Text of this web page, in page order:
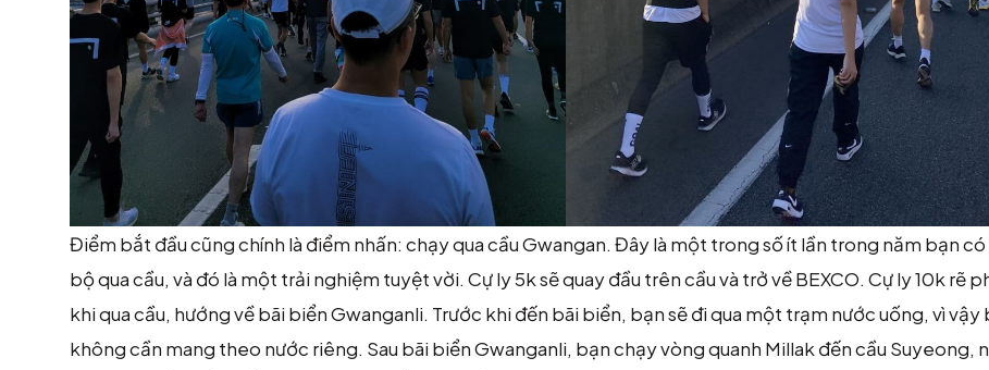
Điểm bắt đầu cũng chính là điểm nhấn: chạy qua cầu Gwangan. Đây là một trong số ít lần trong năm bạn
bộ qua cầu, và đó là một trải nghiệm tuyệt vời. Cự ly 5k sẽ quay đầu trên cầu và trở về BEXCO. Cự ly 10k rẽ
khi qua cầu, hướng về bãi biển Gwanganli. Trước khi đến bãi biển, bạn sẽ đi qua một trạm nước uống, vì vậy
không cần mang theo nước riêng. Sau bãi biển Gwanganli, bạn chạy vòng quanh Millak đến cầu Suyeong,